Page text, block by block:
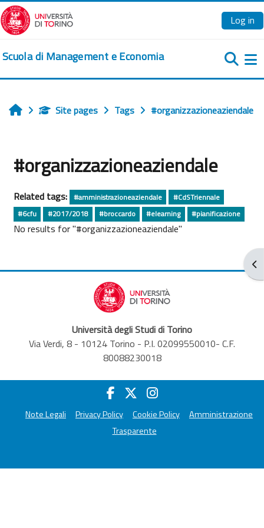
Skip to main content
Log in
Scuola di Management e Economia
HomeSite pages Tags #organizzazioneaziendale
#organizzazioneaziendale
Related tags: #amministrazioneaziendale
#CdSTriennale
#6cfu
#2017/2018 #broccardo #elearning #pianificazione
No results for "#organizzazioneaziendale"
Università degli Studi di Torino
Via Verdi, 8 - 10124 Torino - P.I. 02099550010- C.F.
80088230018
Note Legali Privacy Policy Cookie Policy
Amministrazione
Trasparente